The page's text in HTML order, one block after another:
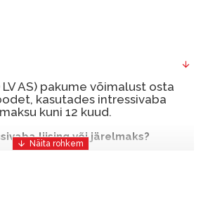
AS) pakume võimalust osta
kasutades intressivaba
kuni 12 kuud.
liising või järelmaks?
kohe osta, kuid nende eest